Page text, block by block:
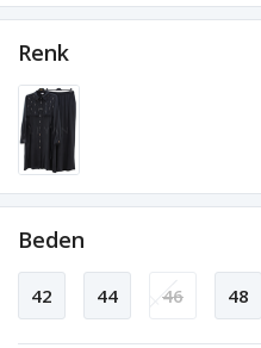
Renk
Beden
42 44 46 48